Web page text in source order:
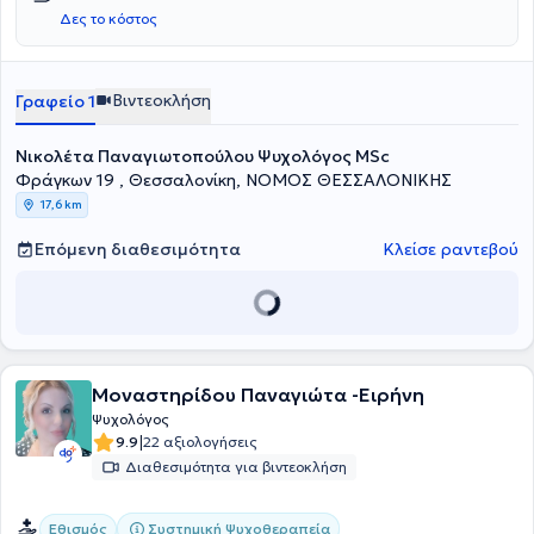
Δες το κόστος
Γραφείο 1 Βιντεοκλήση
Νικολέτα Παναγιωτοπούλου Ψυχολόγος MSc
Φράγκων 19 , Θεσσαλονίκη, ΝΟΜΟΣ ΘΕΣΣΑΛΟΝΙΚΗΣ
17,6 km
Επόμενη διαθεσιμότητα Κλείσε ραντεβού
Μοναστηρίδου Παναγιώτα -Ειρήνη
Ψυχολόγος
9.9|22 αξιολογήσεις
Διαθεσιμότητα για βιντεοκλήση
Εθισμός
Συστημική Ψυχοθεραπεία